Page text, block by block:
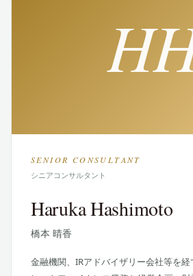
SENIOR CONSULTANT
シニアコンサルタント
Haruka Hashimoto
橋本 晴香
金融機関、IRアドバイザリー会社等を